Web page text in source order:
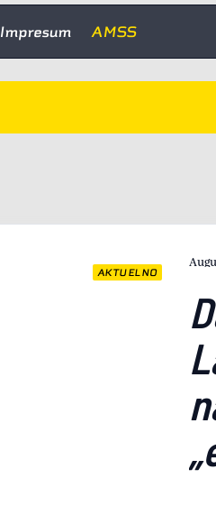
Impresum AMSS
AKTUELNO